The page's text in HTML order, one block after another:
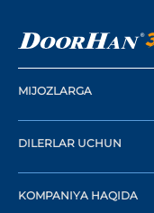
MIJOZLARGA
Buyurtma berish
DILERLAR UCHUN
Diler bo‘lish
Shaxsiy kabinetga kirish
KOMPANIYA HAQIDA